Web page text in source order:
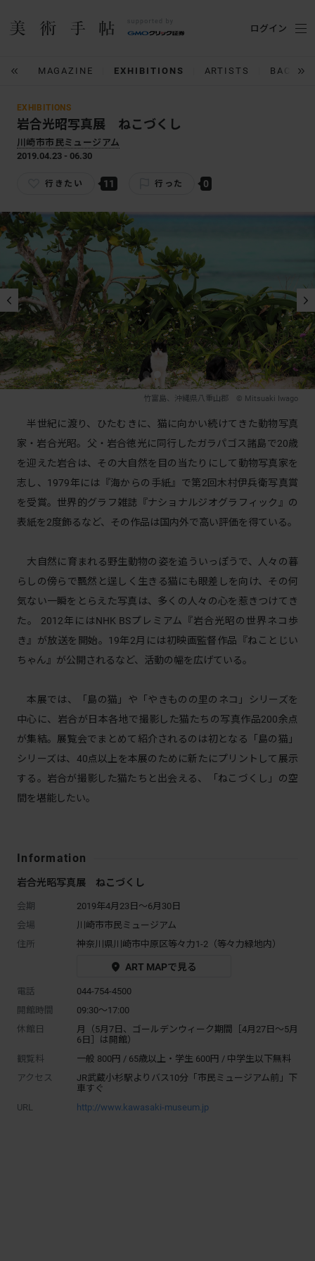
MAGAZINE EXHIBITIONS ARTISTS BACK
ログイン
EXHIBITIONS
岩合光昭写真展 ねこづくし
川崎市市民ミュージアム
2019.04.23 - 06.30
行きたい 11 行った 0
竹富島、沖縄県八重山郡 © Mitsuaki Iwago
半世紀に渡り、ひたむきに、猫に向かい続けてきた動物写真
家・岩合光昭。父・岩合徳光に同行したガラパゴス諸島で20歳
を迎えた岩合は、その大自然を目の当たりにして動物写真家を
志し、1979年には『海からの手紙』で第2回木村伊兵衛写真賞
を受賞。世界的グラフ雑誌『ナショナルジオグラフィック』の
表紙を2度飾るなど、その作品は国内外で高い評価を得ている。
大自然に育まれる野生動物の姿を追ういっぽうで、人々の暮
らしの傍らで飄然と逞しく生きる猫にも眼差しを向け、その何
気ない一瞬をとらえた写真は、多くの人々の心を惹きつけてき
た。 2012年にはNHK BSプレミアム『岩合光昭の世界ネコ歩
き』が放送を開始。19年2月には初映画監督作品『ねことじい
ちゃん』が公開されるなど、活動の幅を広げている。
本展では、「島の猫」や「やきものの里のネコ」シリーズを
中心に、岩合が日本各地で撮影した猫たちの写真作品200余点
が集結。展覧会でまとめて紹介されるのは初となる「島の猫」
シリーズは、40点以上を本展のために新たにプリントして展示
する。岩合が撮影した猫たちと出会える、「ねこづくし」の空
間を堪能したい。
Information
岩合光昭写真展 ねこづくし
会期
2019年4月23日～6月30日
会場
川崎市市民ミュージアム
住所
神奈川県川崎市中原区等々力1-2（等々力緑地内）
ART MAPで見る
電話
044-754-4500
開館時間
09:30～17:00
休館日
月（5月7日、ゴールデンウィーク期間［4月27日～5月
6日］は開館）
観覧料
一般 800円 / 65歳以上・学生 600円 / 中学生以下無料
アクセス
JR武蔵小杉駅よりバス10分「市民ミュージアム前」下
車すぐ
URL
http://www.kawasaki-museum.jp